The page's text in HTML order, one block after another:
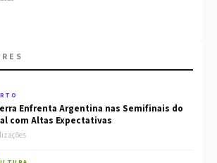
Enfrenta Argentina nas Semifinais do
com Altas Expectativas